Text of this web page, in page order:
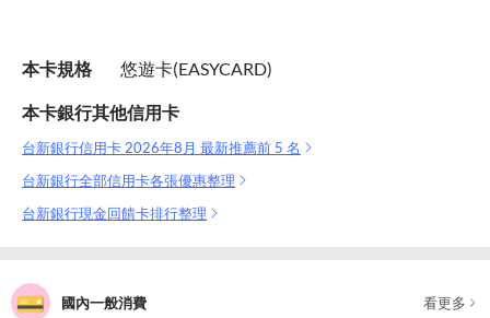
本卡規格 悠遊卡(EASYCARD)
本卡銀行其他信用卡
台新銀行信用卡 2026年8月 最新推薦前 5 名
台新銀行全部信用卡各張優惠整理
台新銀行現金回饋卡排行整理
國內一般消費 看更多